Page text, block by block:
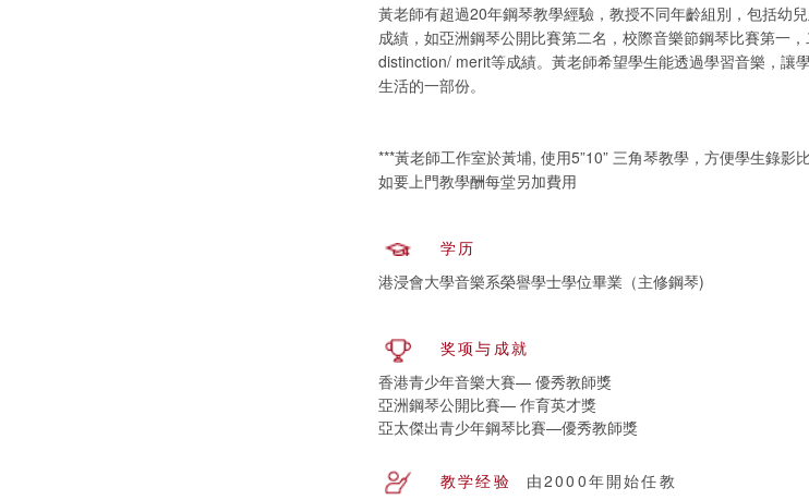
黃老師有超過20年鋼琴教學經驗，教授不同年齡組別，包括幼
成績，如亞洲鋼琴公開比賽第二名，校際音樂節鋼琴比賽第一
distinction/ merit等成績。黃老師希望學生能透過學習音樂，讓
生活的一部份。
***黃老師工作室於黃埔, 使用5”10” 三角琴教學，方便學生錄影比
如要上門教學酬每堂另加費用
学历
港浸會大學音樂系榮譽學士學位畢業（主修鋼琴)
奖项与成就
香港青少年音樂大賽— 優秀教師獎
亞洲鋼琴公開比賽— 作育英才獎
亞太傑出青少年鋼琴比賽—優秀教師獎
教学经验
由2000年開始任教